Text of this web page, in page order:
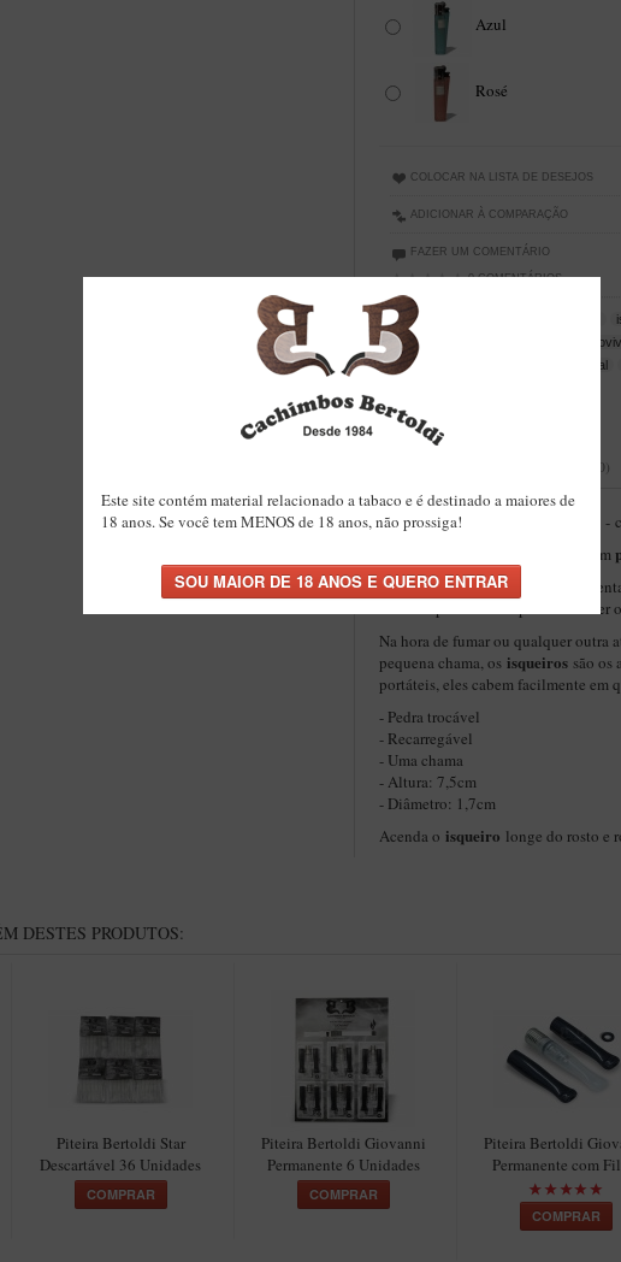
Azul
Rosé
COLOCAR NA LISTA DE DESEJOS
ADICIONAR À COMPARAÇÃO
FAZER UM COMENTÁRIO
0 COMENTÁRIOS
Tags:
isqueiro recarregavel
pilao
isqueiro com pilao
clipper crystal
AVALIAÇÕES (0)
Isqueiro Clipper Grande Crystal -
com
AClipperé uma marca que
criada especialmente para
Na hora de fumar ou qualquer outra
pequena chama, os isqueiros são os
portáteis, eles cabem facilmente em
- Pedra trocável
- Recarregável
- Uma chama
- Altura: 7,5cm
- Diâmetro: 1,7cm
Acenda o isqueiro longe do rosto e
DESTES PRODUTOS:
Piteira Bertoldi Star
Descartável 36 Unidades
COMPRAR
Piteira Bertoldi Giovanni
Permanente 6 Unidades
COMPRAR
Piteira Bertoldi
Permanente com
COMPRAR
Este site contém material relacionado a tabaco e é destinado a maiores de
18 anos. Se você tem MENOS de 18 anos, não prossiga!